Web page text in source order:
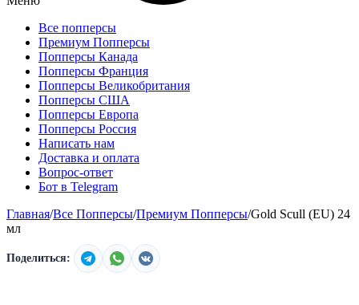
Все попперсы
Премиум Попперсы
Попперсы Канада
Попперсы Франция
Попперсы Великобритания
Попперсы США
Попперсы Европа
Попперсы Россия
Написать нам
Доставка и оплата
Вопрос-ответ
Бот в Telegram
Главная/Все Попперсы/Премиум Попперсы/Gold Scull (EU) 24
мл
Поделиться: